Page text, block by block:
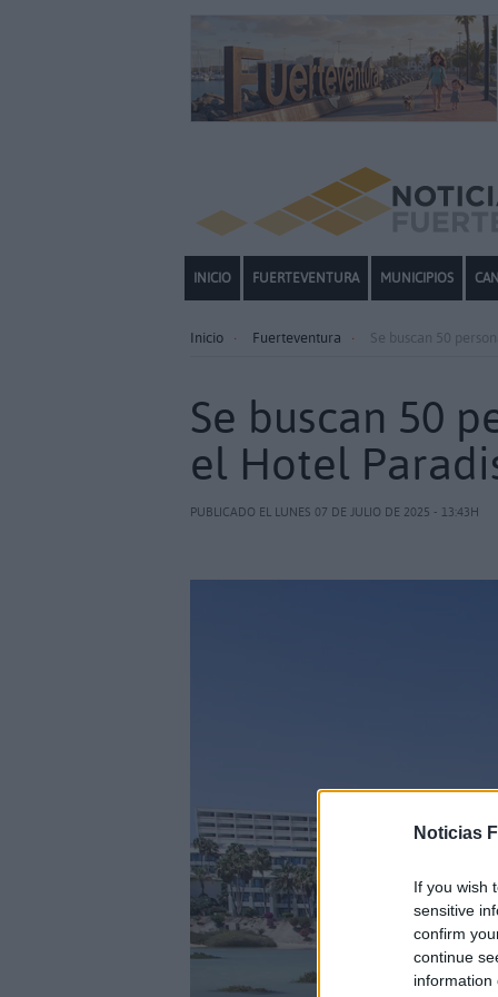
Noticias
If you wish
sensitive
confirm
continue
information
INICIO FUERTEVENTURA MUNICIPIOS
Inicio Fuerteventura Se buscan 50
Se buscan 50
el Hotel
PUBLICADO EL LUNES 07 DE JULIO DE 2025 - 13:43H